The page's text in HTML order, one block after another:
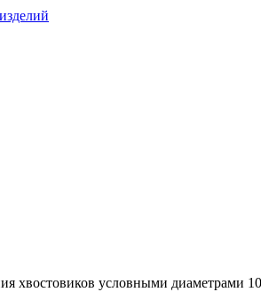
хвостовиков условными диаметрами